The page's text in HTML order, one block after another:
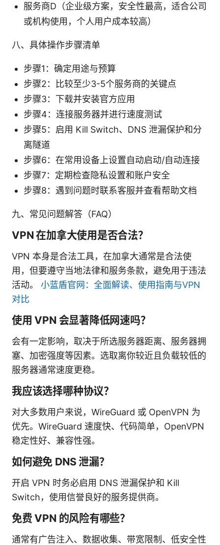
服务商D（企业级方案，安全性最高，适合公司
或机构使用，个人用户成本较高）
八、具体操作步骤清单
步骤1：确定用途与预算
步骤2：比较至少3-5个服务商的关键点
步骤3：下载并安装官方应用
步骤4：连接服务器并进行速度测试
步骤5：启用 Kill Switch、DNS 泄漏保护和分
离隧道
步骤6：在常用设备上设置自动启动/自动连接
步骤7：定期检查隐私设置和账户安全
步骤8：遇到问题时联系客服并查看帮助文档
九、常见问题解答（FAQ）
VPN 在加拿大使用是否合法？
VPN 本身是合法工具，在加拿大通常是合法使
用，但要遵守当地法律和服务条款，避免用于违法
活动。 小蓝盾官网：全面解读、使用指南与VPN
对比
使用 VPN 会显著降低网速吗？
会有一定影响，取决于所选服务器距离、服务器拥
塞、加密强度等因素。选取离你较近且负载较低的
服务器通常速度更稳。
我应该选择哪种协议？
对大多数用户来说，WireGuard 或 OpenVPN 为
优先。WireGuard 速度快、代码简单，OpenVPN
稳定性好、兼容性强。
如何避免 DNS 泄漏？
开启 VPN 时务必启用 DNS 泄漏保护和 Kill
Switch，使用信誉良好的服务提供商。
免费 VPN 的风险有哪些？
通常有广告注入、数据收集、带宽限制、低安全性